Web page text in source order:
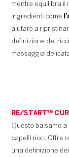
mentre equilibra il
ingredienti come
aiutare a
definizione dei
massaggia
RE/START™
Questo balsamo
capelli ricci. Offre
una definizione